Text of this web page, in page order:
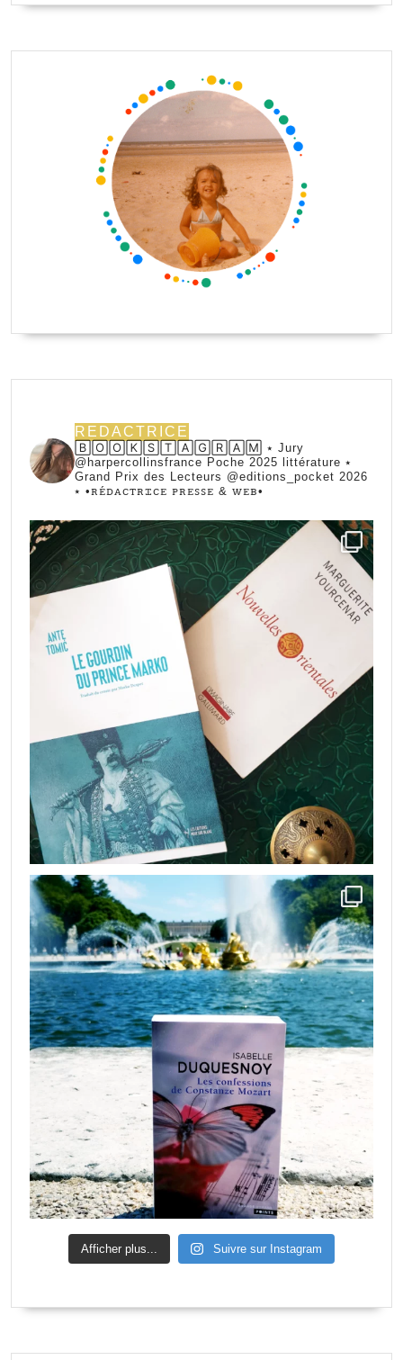
REDACTRICE
🄱🄾🄾🄺🅂🅃🄰🄶🅁🄰🄼 ⭑ Jury
@harpercollinsfrance Poche 2025 littérature ⭑
Grand Prix des Lecteurs @editions_pocket 2026
⭑ •ꭱꭼ́ꭰꭺꮯꭲꭱꮖꮯꭼ ꮲꭱꭼꮪꮪꭼ & ꮃꭼᏼ•
Afficher plus... Suivre sur Instagram